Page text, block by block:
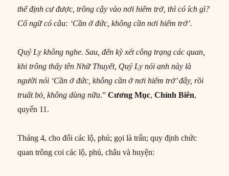
thể định cư được, trông cậy vào nơi hiểm trở, thì có ích gì?
Cổ ngữ có câu: ‘Cần ở đức, không cần nơi hiểm trở’.
Quý Ly không nghe. Sau, đến kỳ xét công trạng các quan,
khi trông thấy tên Nhữ Thuyết, Quý Ly nói anh này là
người nói ‘Cần ở đức, không cần ở nơi hiểm trở’ đây, rồi
truất bỏ, không dùng nữa.” Cương Mục,Chính Biên,
quyển 11.
Tháng 4, cho đổi các lộ, phủ; gọi là trấn; quy định chức
quan trông coi các lộ, phủ, châu và huyện: